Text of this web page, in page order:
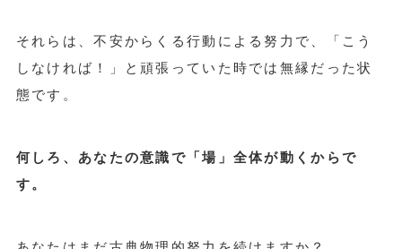
それらは、不安からくる行動による努力で、「こう
しなければ！」と頑張っていた時では無縁だった状
態です。
何しろ、あなたの意識で「場」全体が動くからで
す。